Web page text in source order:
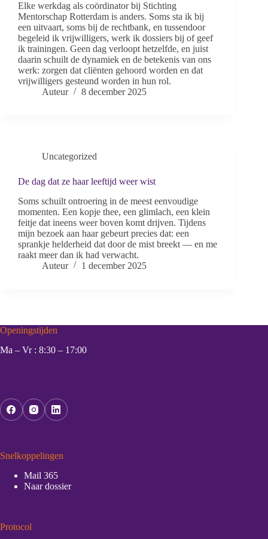
Elke werkdag als coördinator bij Stichting
Mentorschap Rotterdam is anders. Soms sta ik bij
een uitvaart, soms bij de rechtbank, en tussendoor
begeleid ik vrijwilligers, werk ik dossiers bij of geef
ik trainingen. Geen dag verloopt hetzelfde, en juist
daarin schuilt de dynamiek en de betekenis van ons
werk: zorgen dat cliënten gehoord worden en dat
vrijwilligers gesteund worden in hun rol.
Auteur
8 december 2025
Uncategorized
De dag dat ze haar leeftijd weer wist
Soms schuilt ontroering in de meest eenvoudige
momenten. Een kopje thee, een glimlach, een klein
feitje dat ineens weer boven komt drijven. Tijdens
mijn bezoek aan haar gebeurt precies dat: een
sprankje helderheid dat door de mist breekt — en me
raakt meer dan ik had verwacht.
Auteur
1 december 2025
Openingstijden
Ma – Vr : 8:30 – 17:00
Snelkoppelingen
Mail 365
Naar dossier
Protocol